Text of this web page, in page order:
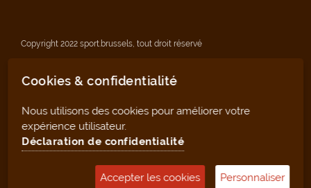
Copyright 2022 sport.brussels, tout droit réservé
Mentions légales
Déclaration de confidentialité
Plan du site
Outil de gestion (pour les clubs et infrastructures)
Cookies & confidentialité
Nous utilisons des cookies pour améliorer votre
expérience utilisateur.
Déclaration de confidentialité
Accepter les cookies Personnaliser